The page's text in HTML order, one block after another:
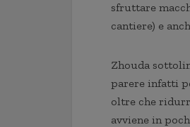
sfruttare
cantiere) e
Zhouda
parere infatti
oltre che
avviene in